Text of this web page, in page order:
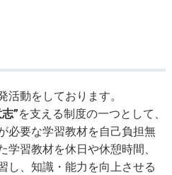
動をしております。
”を支える制度の一つとして、
必要な学習教材を自己負担無
学習教材を休日や休憩時間、
し、知識・能力を向上させる